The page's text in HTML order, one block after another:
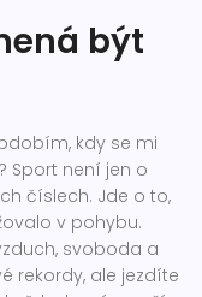
být
kdy se mi
Sport není jen o
číslech. Jde o to,
v pohybu.
svoboda a
rekordy, ale jezdíte